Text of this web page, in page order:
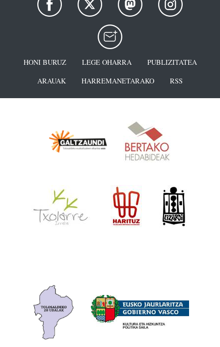
HONI BURUZ LEGE OHARRA
PUBLIZITATEA
ARAUAK
HARREMANETARAKO RSS